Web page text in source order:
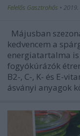
Felelős Gasztrohős • 2019.
Májusban
kedvencem a
energiatartalma
fogyókúrázók
B2-, C-, K- és E-
ásványi anyagok